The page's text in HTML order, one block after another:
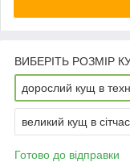
ВИБЕРІТЬ РОЗМІР
дорослий кущ в
великий кущ в
Готово до відправки